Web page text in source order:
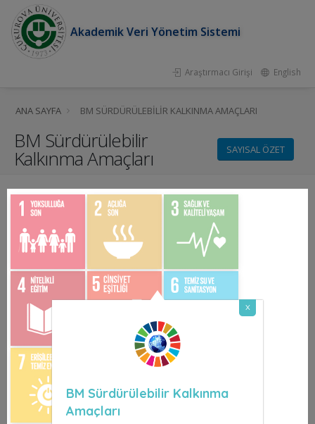
x
BM Sürdürülebilir Kalkınma
Amaçları
Akademik Veri Yönetim Sistemi
Araştırmacı Girişi English
ANA SAYFA BM SÜRDÜRÜLEBILIR KALKINMA AMAÇLARI
BM Sürdürülebilir
Kalkınma Amaçları SAYISAL ÖZET